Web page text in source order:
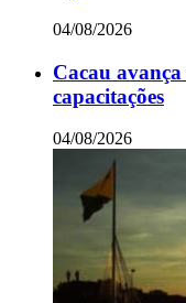
04/08/2026
Cacau
capacitações
04/08/2026